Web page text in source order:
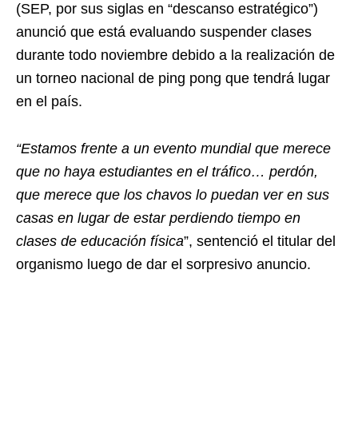
(SEP, por sus siglas en “descanso estratégico”)
anunció que está evaluando suspender clases
durante todo noviembre debido a la realización de
un torneo nacional de ping pong que tendrá lugar
en el país.
“Estamos frente a un evento mundial que merece
que no haya estudiantes en el tráfico… perdón,
que merece que los chavos lo puedan ver en sus
casas en lugar de estar perdiendo tiempo en
clases de educación física”, sentenció el titular del
organismo luego de dar el sorpresivo anuncio.